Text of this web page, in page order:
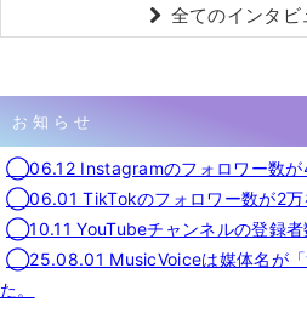
全てのインタビ
お知らせ
◯06.12 Instagramのフォロワー数が4
◯06.01 TikTokのフォロワー数が2万
◯10.11 YouTubeチャンネルの登録者
◯25.08.01 MusicVoiceは媒体名が「
た。